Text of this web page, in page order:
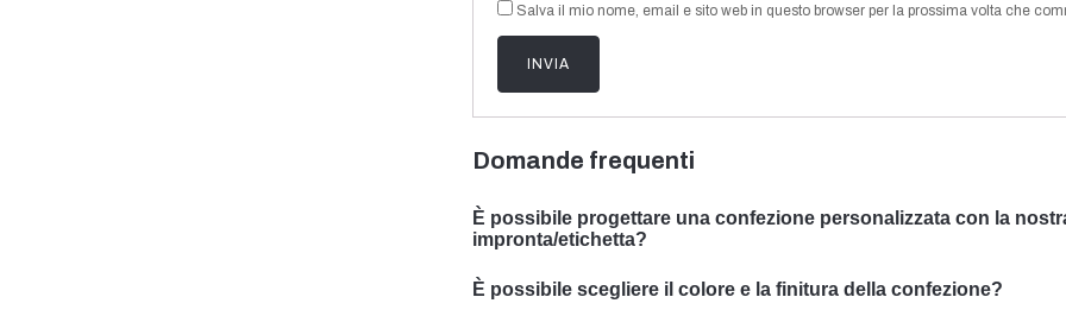
Salva il mio nome, email e sito web in questo browser per la prossima volta che
Domande frequenti
È possibile progettare una confezione personalizzata con la
impronta/etichetta?
è specializzato nello sviluppo di soluzioni di packaging su misura per
È possibile scegliere il colore e la finitura della confezione?